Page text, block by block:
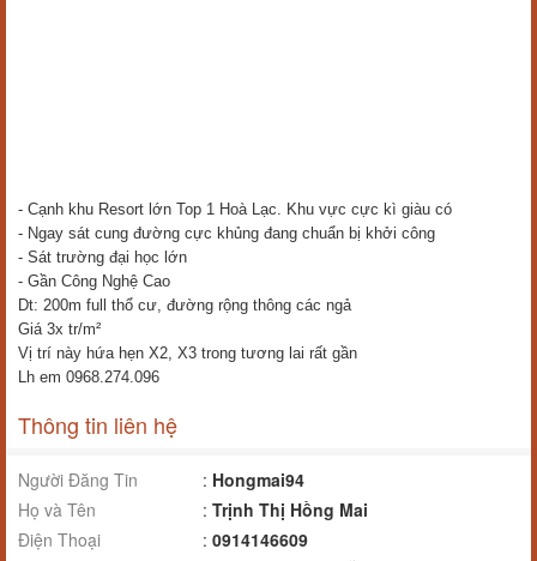
- Cạnh khu Resort lớn Top 1 Hoà Lạc. Khu vực cực kì giàu có
- Ngay sát cung đường cực khủng đang chuẩn bị khởi công
- Sát trường đại học lớn
- Gần Công Nghệ Cao
Dt: 200m full thổ cư, đường rộng thông các ngả
Giá 3x tr/m²
Vị trí này hứa hẹn X2, X3 trong tương lai rất gần
Lh em 0968.274.096
Thông tin liên hệ
Người Đăng Tin : Hongmai94
Họ và Tên
: Trịnh Thị Hồng Mai
Điện Thoại
: 0914146609